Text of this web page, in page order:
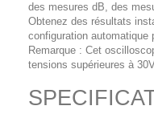
des mesures dB, des
Obtenez des résultats
configuration automatique
Remarque : Cet
tensions supérieures à